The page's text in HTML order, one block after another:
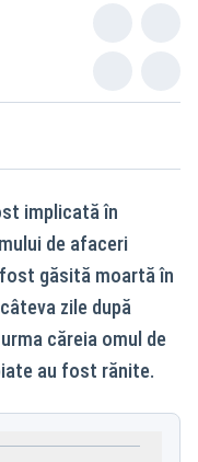
implicată în
de afaceri
fost găsită moartă în
zile după
căreia omul de
au fost rănite.